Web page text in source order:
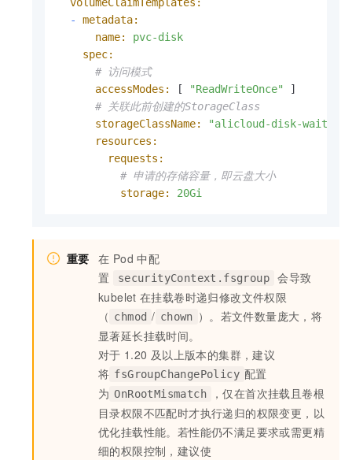
-
metadata:
name:
pvc-disk
spec:
# 访问模式
accessModes:
[ "ReadWriteOnce"
]
# 关联此前创建的StorageClass
storageClassName:
"alicloud-disk-wait-
resources:
requests:
# 申请的存储容量，即云盘大小
storage:
20Gi
重要 在 Pod 中配
置
securityContext.fsgroup
会导致
kubelet 在挂载卷时递归修改文件权限
（ chmod / chown ）。若文件数量庞大，将
显著延长挂载时间。
对于 1.20 及以上版本的集群，建议
将 fsGroupChangePolicy 配置
为 OnRootMismatch
，仅在首次挂载且卷根
目录权限不匹配时才执行递归的权限变更，以
优化挂载性能。若性能仍不满足要求或需更精
细的权限控制，建议使